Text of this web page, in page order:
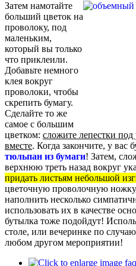
Затем намотайте
больший цветок на
проволоку, под
маленьким,
который вы только
что приклеили.
Добавьте немного
клея вокруг
проволоки, чтобы
скрепить бумагу.
Сделайте то же
самое с большим
цветком: сложите лепестки под
вместе. Когда закончите, у вас
тюльпан из бумаги! Затем,
верхнюю треть назад вокруг
придать листьям небольшой
цветочную проволочную
наполнить несколько
использовать их в качестве
бутылка тоже подойдут!
столе, или вечеринке по
любом другом мероприятии!